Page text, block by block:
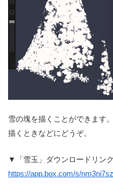
雪の塊を描くことができます
描くときなどにどうぞ。
▼「雪玉」ダウンロードリンク
https://app.box.com/s/